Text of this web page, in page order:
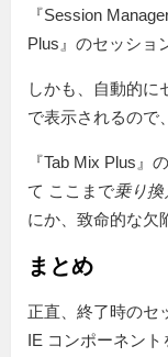
『Session
Plus』のセッショ
しかも、自動的に
で表示されるので
『Tab Mix Plus』
て ここまで乗り
にか、致命的な欠
まとめ
正直、終了時のセ
IE コンポーネン